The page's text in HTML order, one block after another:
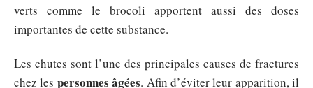
verts comme le brocoli apportent aussi des doses
importantes de cette substance.
Les chutes sont l’une des principales causes de fractures
chez les personnes âgées. Afin d’éviter leur apparition, il